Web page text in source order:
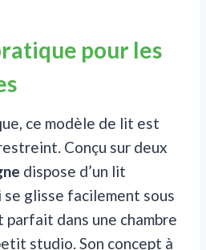
pour les
ce modèle de lit est
Conçu sur deux
dispose d’un lit
glisse facilement sous
dans une chambre
studio. Son concept à